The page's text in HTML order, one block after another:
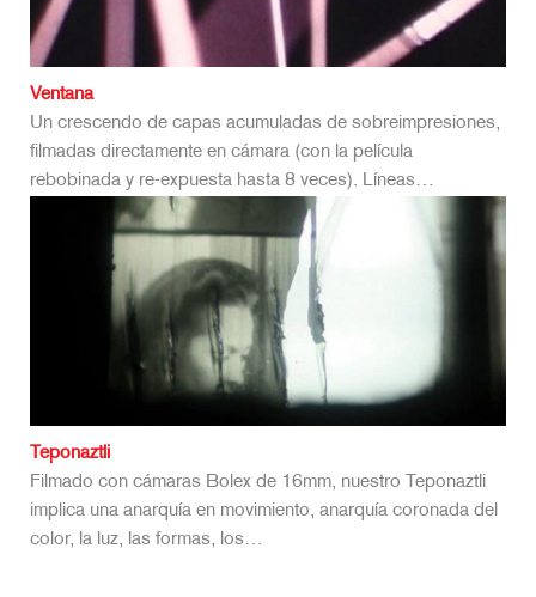
Ventana
Un crescendo de capas acumuladas de sobreimpresiones,
filmadas directamente en cámara (con la película
rebobinada y re-expuesta hasta 8 veces). Líneas…
Teponaztli
Filmado con cámaras Bolex de 16mm, nuestro Teponaztli
implica una anarquía en movimiento, anarquía coronada del
color, la luz, las formas, los…